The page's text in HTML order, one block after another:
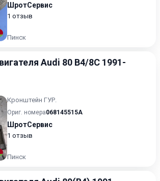
ШротСервис
1 отзыв
Пинск
Audi 80 B4/8C 1991-
Кронштейн ГУР.
Ориг. номера068145515A
ШротСервис
1 отзыв
Пинск